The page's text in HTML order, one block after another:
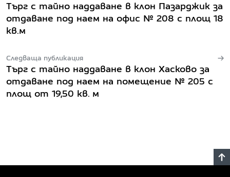
Търг с тайно наддаване в клон Пазарджик за
отдаване под наем на офис № 208 с площ 18
кв.м
Следваща публикация
Търг с тайно наддаване в клон Хасково за
отдаване под наем на помещение № 205 с
площ от 19,50 кв. м